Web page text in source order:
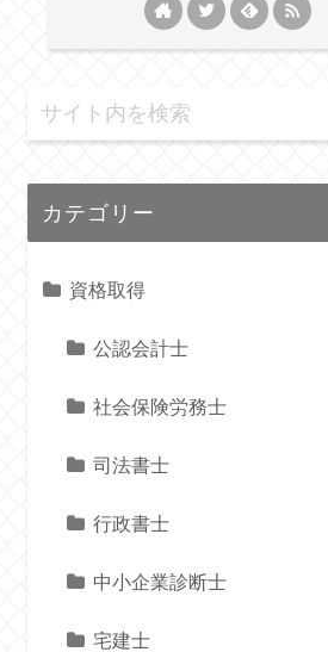
カテゴリー
資格取得
公認会計士
社会保険労務士
司法書士
行政書士
中小企業診断士
宅建士